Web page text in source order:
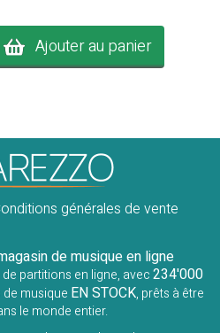
Ajouter au panier
générales de vente
de musique en ligne
partitions en ligne, avec234'000
musique EN STOCK, prêts à être
le monde entier.